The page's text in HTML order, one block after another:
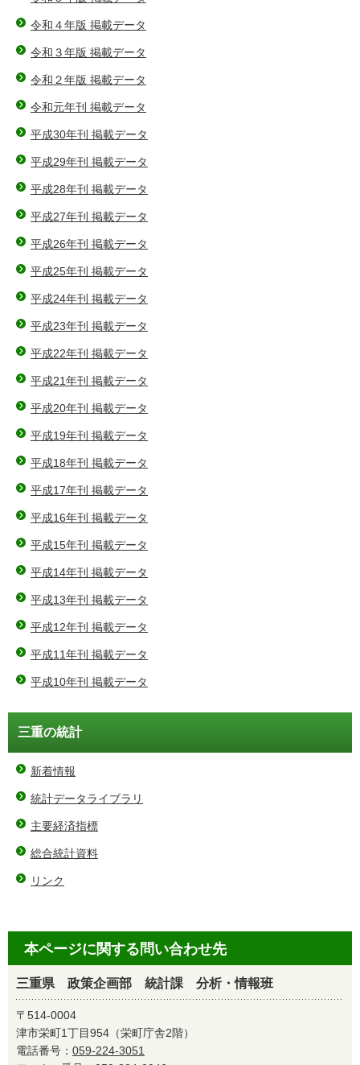
令和４年版 掲載データ
令和３年版 掲載データ
令和２年版 掲載データ
令和元年刊 掲載データ
平成30年刊 掲載データ
平成29年刊 掲載データ
平成28年刊 掲載データ
平成27年刊 掲載データ
平成26年刊 掲載データ
平成25年刊 掲載データ
平成24年刊 掲載データ
平成23年刊 掲載データ
平成22年刊 掲載データ
平成21年刊 掲載データ
平成20年刊 掲載データ
平成19年刊 掲載データ
平成18年刊 掲載データ
平成17年刊 掲載データ
平成16年刊 掲載データ
平成15年刊 掲載データ
平成14年刊 掲載データ
平成13年刊 掲載データ
平成12年刊 掲載データ
平成11年刊 掲載データ
平成10年刊 掲載データ
三重の統計
新着情報
統計データライブラリ
主要経済指標
総合統計資料
リンク
本ページに関する問い合わせ先
三重県 政策企画部 統計課 分析・情報班
〒514-0004
津市栄町1丁目954（栄町庁舎2階）
電話番号： 059-224-3051